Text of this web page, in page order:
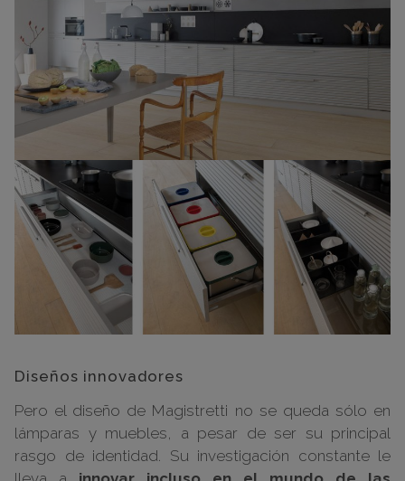
Diseños innovadores
Pero el diseño de Magistretti no se queda sólo en
lámparas y muebles, a pesar de ser su principal
rasgo de identidad. Su investigación constante le